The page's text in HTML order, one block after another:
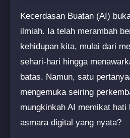
Kecerdasan Buatan (AI)
ilmiah. Ia telah merambah
kehidupan kita, mulai dari
sehari-hari hingga
batas. Namun, satu
mengemuka seiring
mungkinkah AI memikat
asmara digital yang nyata?